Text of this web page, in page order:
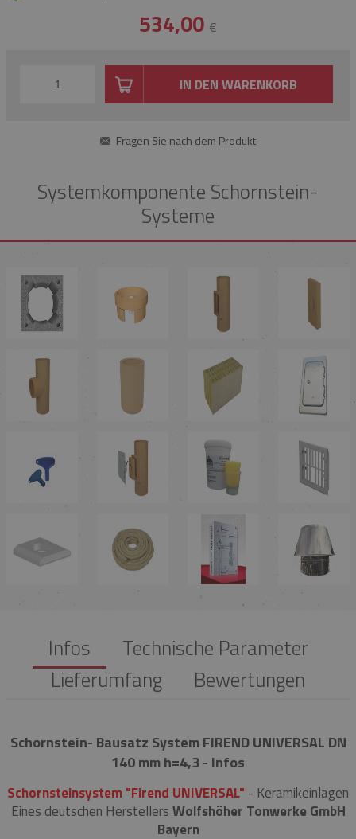
534,00 €
IN DEN WARENKORB
Fragen Sie nach dem Produkt
Systemkomponente Schornstein-
Systeme
Infos
Technische Parameter
Lieferumfang
Bewertungen
Schornstein- Bausatz System FIREND UNIVERSAL DN
140 mm h=4,3 - Infos
Schornsteinsystem "Firend UNIVERSAL" - Keramikeinlagen
Eines deutschen HerstellersWolfshöher Tonwerke GmbH
Bayern